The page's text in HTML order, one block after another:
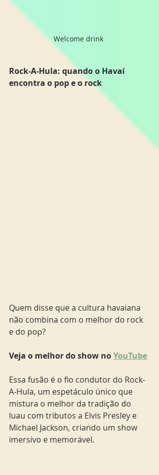
Welcome drink
Rock-A-Hula: quando o Havaí
encontra o pop e o rock
Quem disse que a cultura havaiana
não combina com o melhor do rock
e do pop?
Veja o melhor do show no YouTube
Essa fusão é o fio condutor do Rock-
A-Hula, um espetáculo único que
mistura o melhor da tradição do
luau com tributos a Elvis Presley e
Michael Jackson, criando um show
imersivo e memorável.